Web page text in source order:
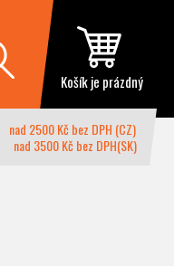
Košík je prázdný
nad 2500 Kč bez DPH (CZ)
nad 3500 Kč bez DPH(SK)